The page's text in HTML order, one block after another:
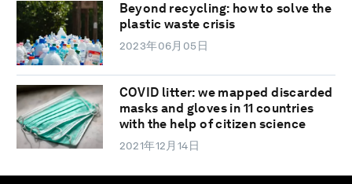
Beyond recycling: how to solve the
plastic waste crisis
2023年06月05日
COVID litter: we mapped discarded
masks and gloves in 11 countries
with the help of citizen science
2021年12月14日